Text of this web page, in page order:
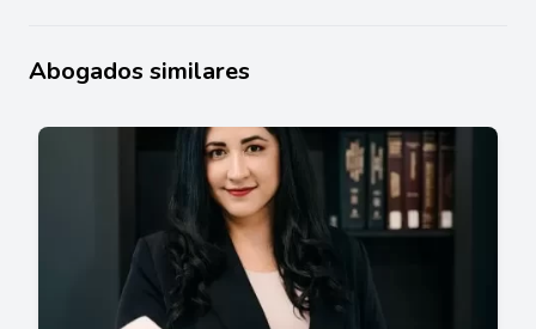
Abogados similares